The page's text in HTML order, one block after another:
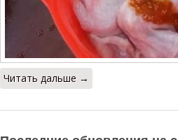
Читать дальше →